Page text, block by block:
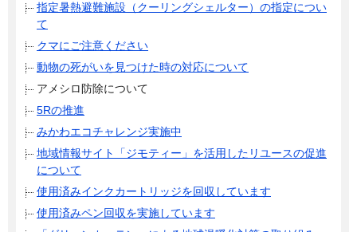
指定暑熱避難施設（クーリングシェルター）の指定につい
て
クマにご注意ください
動物の死がいを見つけた時の対応について
アメシロ防除について
5Rの推進
みかわエコチャレンジ実施中
地域情報サイト「ジモティー」を活用したリユースの促進
について
使用済みインクカートリッジを回収しています
使用済みペン回収を実施しています